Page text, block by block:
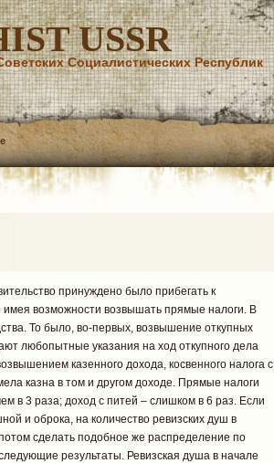
USSR
Социалистических Республик
принуждено было прибегать к
возможности возвышать прямые налоги. В
То было, во-первых, возвышение откупных
любопытные указания на ход откупного дела
казенного дохода, косвенного налога с
казна в том и другом доходе. Прямые налоги
в 3 раза; доход с питей – слишком в 6 раз. Если
и оброка, на количество ревизских душ в
сделать подобное же распределение по
результаты. Ревизская душа в начале